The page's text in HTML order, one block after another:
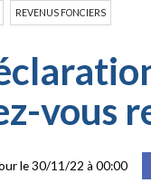
REVENUS FONCIERS
vous
le30/11/22 à 00:00